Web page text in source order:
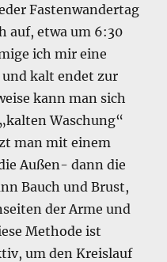
Fastenwandertag
auf, etwa um 6:30
ich mir eine
kalt endet zur
kann man sich
Waschung“
man mit einem
Außen- dann die
Bauch und Brust,
der Arme und
Methode ist
um den Kreislauf